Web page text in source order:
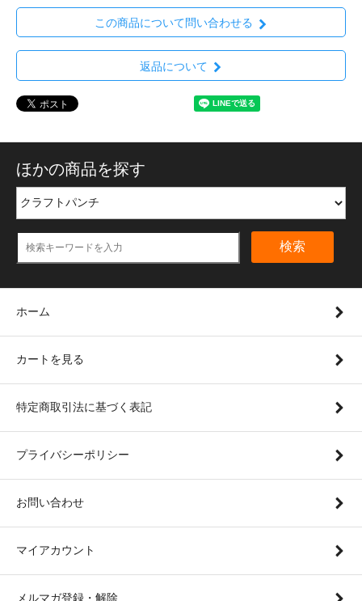
この商品について問い合わせる
返品について
ほかの商品を探す
検索
ホーム
カートを見る
特定商取引法に基づく表記
プライバシーポリシー
お問い合わせ
マイアカウント
メルマガ登録・解除